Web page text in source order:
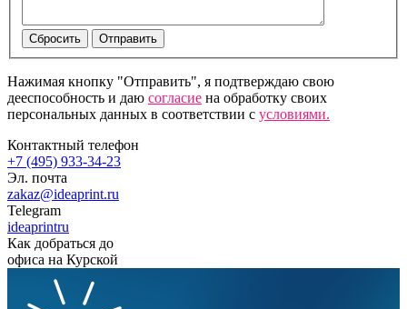
Нажимая кнопку "Отправить", я подтверждаю свою
дееспособность и даю согласие на обработку своих
персональных данных в соответствии с условиями.
Контактный телефон
+7 (495) 933-34-23
Эл. почта
zakaz@ideaprint.ru
Telegram
ideaprintru
Как добраться до
офиса на Курской